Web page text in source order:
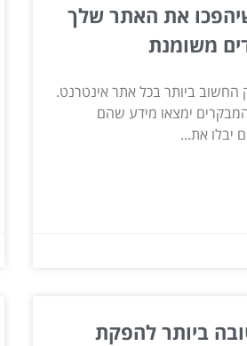
שיהפכו את האתר שלך
משומנת
החשוב ביותר בכל אתר אינטרנט.
ימצאו מידע שהם
יבלו את...
ביותר להפקת